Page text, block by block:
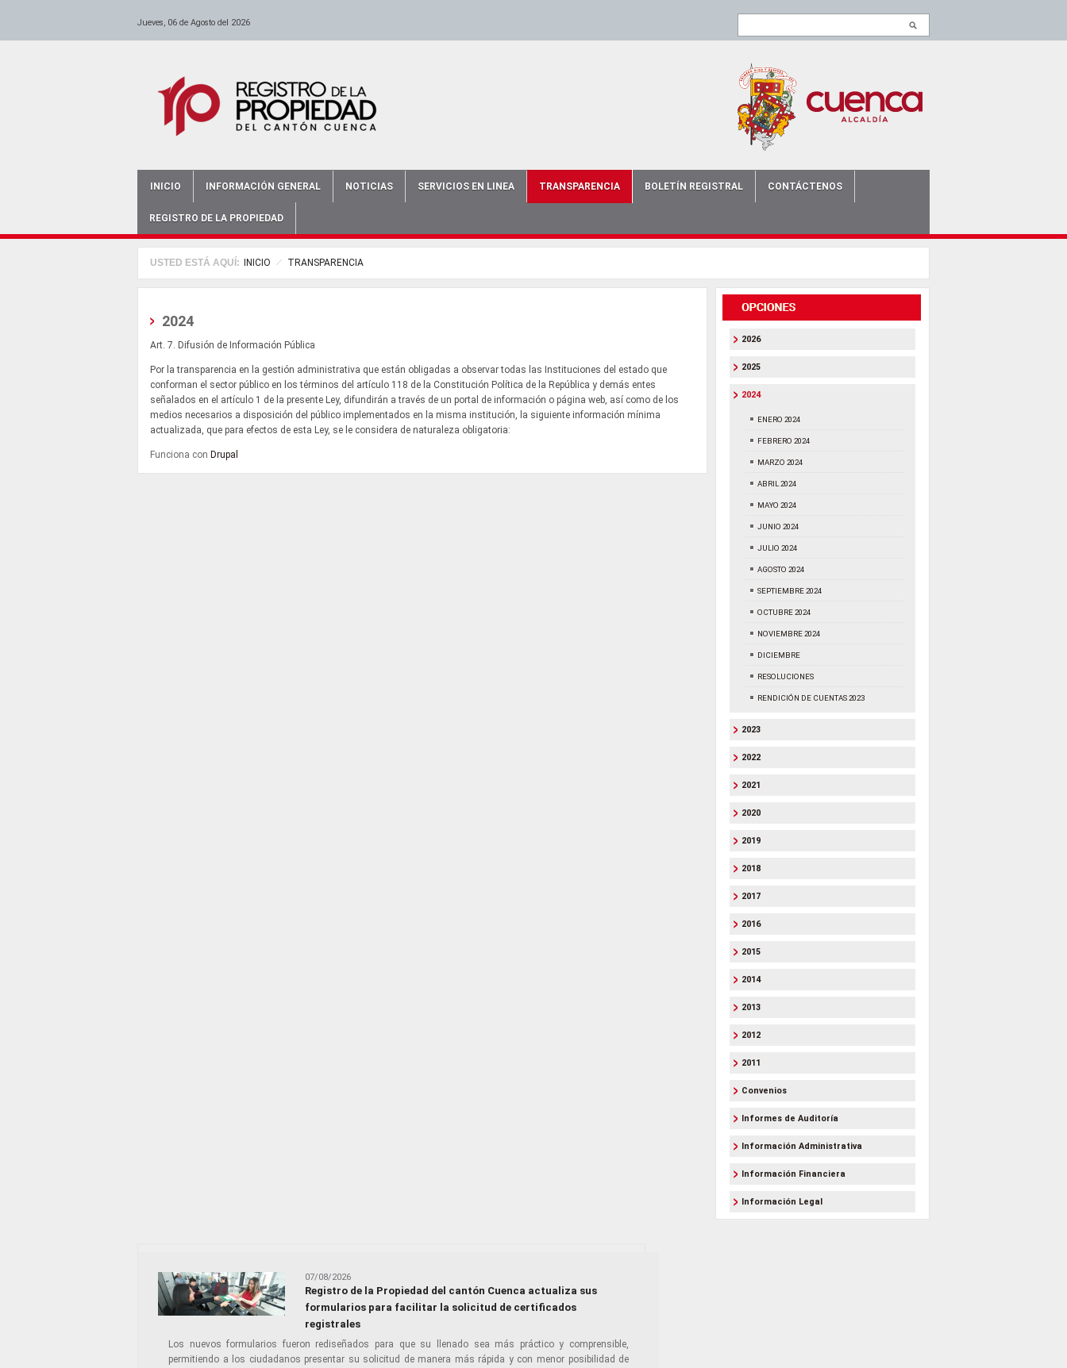
Jueves, 06 de Agosto del 2026
Main menu
INICIO INFORMACIÓN GENERAL NOTICIAS SERVICIOS EN LINEA TRANSPARENCIA BOLETÍN REGISTRAL CONTÁCTENOS
REGISTRO DE LA PROPIEDAD
USTED ESTÁ AQUÍ: INICIO TRANSPARENCIA
2024
Art. 7. Difusión de Información Pública
Por la transparencia en la gestión administrativa que están obligadas a observar todas las Instituciones del estado que
conforman el sector público en los términos del artículo 118 de la Constitución Política de la República y demás entes
señalados en el artículo 1 de la presente Ley, difundirán a través de un portal de información o página web, así como de los
medios necesarios a disposición del público implementados en la misma institución, la siguiente información mínima
actualizada, que para efectos de esta Ley, se le considera de naturaleza obligatoria:
Funciona con Drupal
2026
2025
2024
ENERO 2024
FEBRERO 2024
MARZO 2024
ABRIL 2024
MAYO 2024
JUNIO 2024
JULIO 2024
AGOSTO 2024
SEPTIEMBRE 2024
OCTUBRE 2024
NOVIEMBRE 2024
DICIEMBRE
RESOLUCIONES
RENDICIÓN DE CUENTAS 2023
2023
2022
2021
2020
2019
2018
2017
2016
2015
2014
2013
2012
2011
Convenios
Informes de Auditoría
Información Administrativa
Información Financiera
Información Legal
07/08/2026
Registro de la Propiedad del cantón Cuenca actualiza sus
formularios para facilitar la solicitud de certificados
registrales
Los nuevos formularios fueron rediseñados para que su llenado sea más práctico y comprensible,
permitiendo a los ciudadanos presentar su solicitud de manera más rápida y con menor posibilidad de